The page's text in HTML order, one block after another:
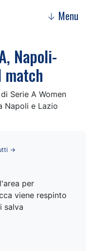
↓ Menu
Napoli-
match
Serie A Women
Napoli e Lazio
→
per
viene respinto
salva